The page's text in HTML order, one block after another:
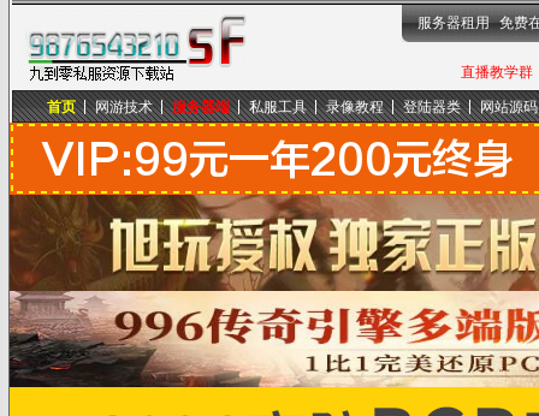
九到零私服资源下载站
直播教学群
服务器租用 免费
首页 网游技术 服务器端 私服工具 录像教程 登陆器类 网站源码